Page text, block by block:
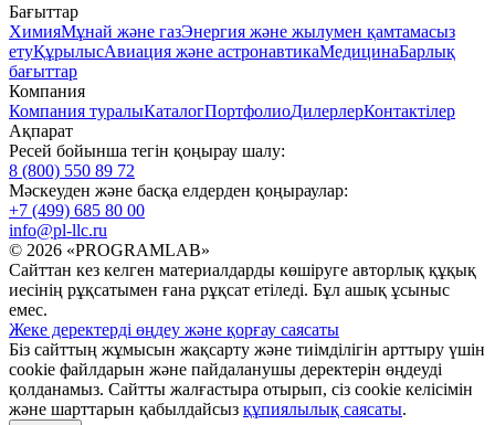
Бағыттар
ХимияМұнай және газЭнергия және жылумен қамтамасыз
етуҚұрылысАвиация және астронавтикаМедицинаБарлық
бағыттар
Компания
Компания туралыКаталогПортфолиоДилерлерКонтактілер
Ақпарат
Ресей бойынша тегін қоңырау шалу:
8 (800) 550 89 72
Мәскеуден және басқа елдерден қоңыраулар:
+7 (499) 685 80 00
info@pl-llc.ru
© 2026 «PROGRAMLAB»
Сайттан кез келген материалдарды көшіруге авторлық құқық
иесінің рұқсатымен ғана рұқсат етіледі. Бұл ашық ұсыныс
емес.
Жеке деректерді өңдеу және қорғау саясаты
Біз сайттың жұмысын жақсарту және тиімділігін арттыру үшін
cookie файлдарын және пайдаланушы деректерін өңдеуді
қолданамыз. Сайтты жалғастыра отырып, сіз cookie келісімін
және шарттарын қабылдайсыз құпиялылық саясаты.